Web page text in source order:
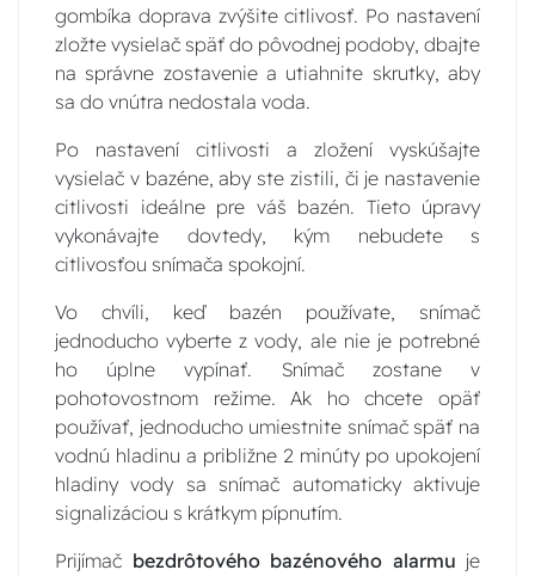
gombíka doprava zvýšite citlivosť. Po nastavení
zložte vysielač späť do pôvodnej podoby, dbajte
na správne zostavenie a utiahnite skrutky, aby
sa do vnútra nedostala voda.
Po nastavení citlivosti a zložení vyskúšajte
vysielač v bazéne, aby ste zistili, či je nastavenie
citlivosti ideálne pre váš bazén. Tieto úpravy
vykonávajte dovtedy, kým nebudete s
citlivosťou snímača spokojní.
Vo chvíli, keď bazén používate, snímač
jednoducho vyberte z vody, ale nie je potrebné
ho úplne vypínať. Snímač zostane v
pohotovostnom režime. Ak ho chcete opäť
používať, jednoducho umiestnite snímač späť na
vodnú hladinu a približne 2 minúty po upokojení
hladiny vody sa snímač automaticky aktivuje
signalizáciou s krátkym pípnutím.
Prijímač bezdrôtového bazénového alarmu je